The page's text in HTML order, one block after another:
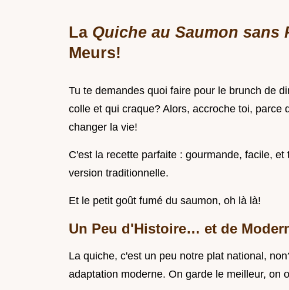
La Quiche au Saumon sans
Meurs!
Tu te demandes quoi faire pour le brunch de
colle et qui craque? Alors, accroche toi,
changer la vie!
C'est la recette parfaite : gourmande, facile,
version traditionnelle.
Et le petit goût fumé du saumon, oh là là!
Un Peu d'Histoire… et de
La quiche, c'est un peu notre plat national,
adaptation moderne. On garde le meilleur, on